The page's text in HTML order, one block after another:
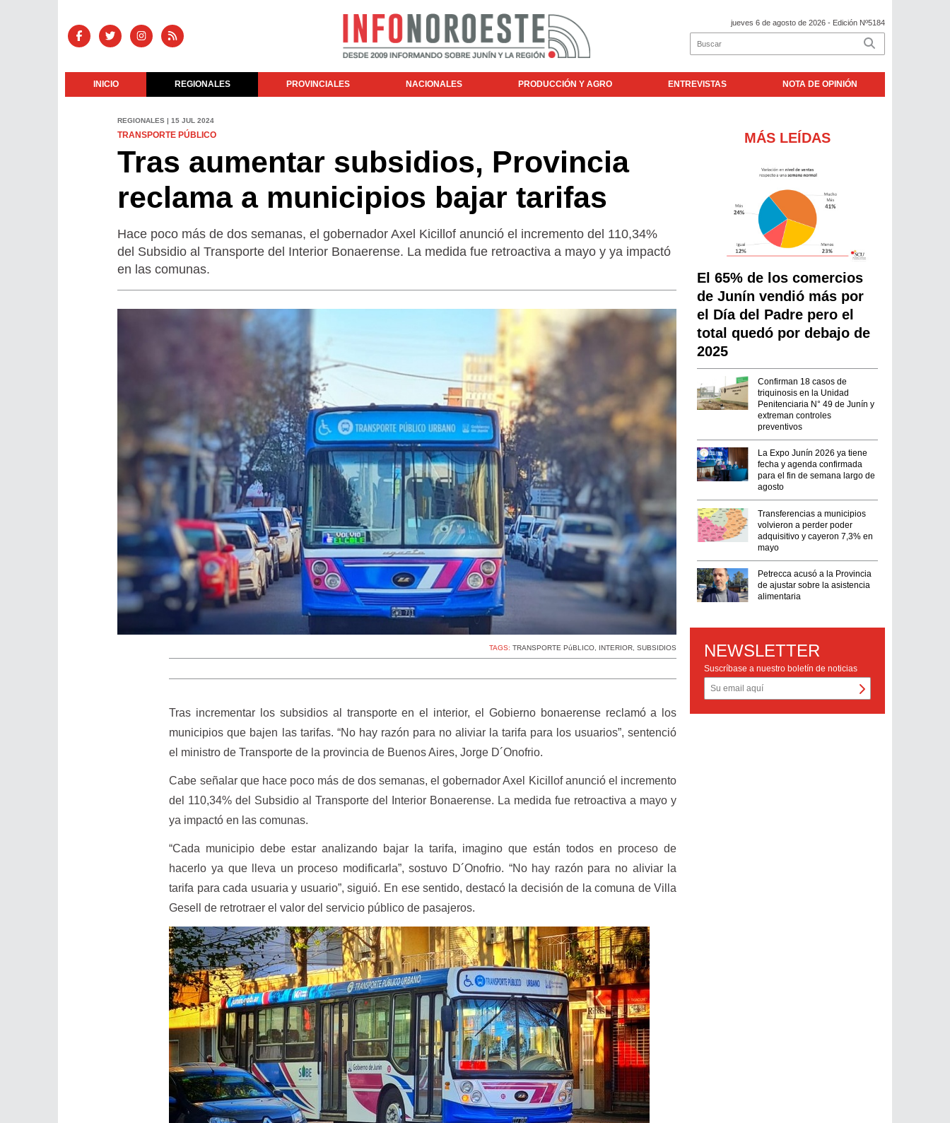
jueves 6 de agosto de 2026 - Edición Nº5184
INICIO REGIONALES PROVINCIALES NACIONALES PRODUCCIÓN Y AGRO ENTREVISTAS NOTA DE OPINIÓN
REGIONALES | 15 JUL 2024
TRANSPORTE PÚBLICO
Tras aumentar subsidios, Provincia
reclama a municipios bajar tarifas
Hace poco más de dos semanas, el gobernador Axel Kicillof anunció el incremento del 110,34%
del Subsidio al Transporte del Interior Bonaerense. La medida fue retroactiva a mayo y ya impactó
en las comunas.
TAGS:TRANSPORTE PúBLICO INTERIOR ,SUBSIDIOS
Tras incrementar los subsidios al transporte en el interior, el Gobierno bonaerense reclamó a los
municipios que bajen las tarifas. “No hay razón para no aliviar la tarifa para los usuarios”, sentenció
el ministro de Transporte de la provincia de Buenos Aires, Jorge D´Onofrio.
Cabe señalar que hace poco más de dos semanas, el gobernador Axel Kicillof anunció el incremento
del 110,34% del Subsidio al Transporte del Interior Bonaerense. La medida fue retroactiva a mayo y
ya impactó en las comunas.
“Cada municipio debe estar analizando bajar la tarifa, imagino que están todos en proceso de
hacerlo ya que lleva un proceso modificarla”, sostuvo D´Onofrio. “No hay razón para no aliviar la
tarifa para cada usuaria y usuario”, siguió. En ese sentido, destacó la decisión de la comuna de Villa
Gesell de retrotraer el valor del servicio público de pasajeros.
MÁS LEÍDAS
El 65% de los comercios
de Junín vendió más por
el Día del Padre pero el
total quedó por debajo de
2025
Confirman 18 casos de
triquinosis en la Unidad
Penitenciaria N° 49 de Junín y
extreman controles
preventivos
La Expo Junín 2026 ya tiene
fecha y agenda confirmada
para el fin de semana largo de
agosto
Transferencias a municipios
volvieron a perder poder
adquisitivo y cayeron 7,3% en
mayo
Petrecca acusó a la Provincia
de ajustar sobre la asistencia
alimentaria
NEWSLETTER
Suscríbase a nuestro boletín de noticias